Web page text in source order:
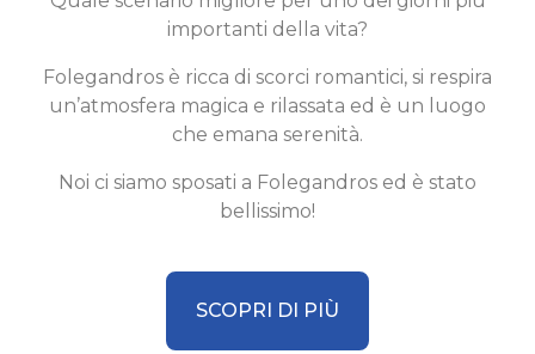
importanti della vita?
Folegandros è ricca di scorci romantici, si respira
un’atmosfera magica e rilassata ed è un luogo
che emana serenità.
Noi ci siamo sposati a Folegandros ed è stato
bellissimo!
SCOPRI DI PIÙ